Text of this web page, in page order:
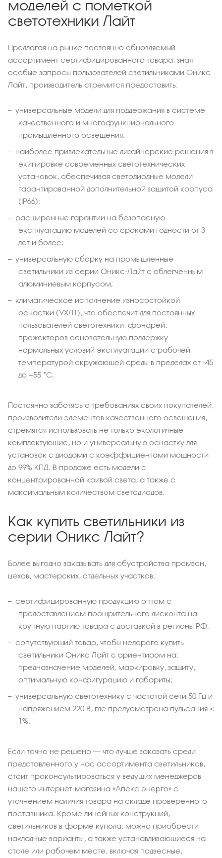
моделей с пометкой
светотехники Лайт
Предлагая на рынке постоянно обновляемый
ассортимент сертифицированного товара, зная
особые запросы пользователей светильниками Оникс
Лайт, производитель стремится предоставить:
универсальные модели для поддержания в системе
качественного и многофункционального
промышленного освещения;
наиболее привлекательные дизайнерские решения в
экипировке современных светотехнических
установок, обеспечивая светодиодные модели
гарантированной дополнительной защитой корпуса
(IP66);
расширенные гарантии на безопасную
эксплуатацию моделей со сроками годности от 3
лет и более;
универсальную сборку на промышленные
светильники из серии Оникс-Лайт с облегченным
алюминиевым корпусом;
климатическое исполнение износостойкой
оснастки (УХЛ1), что обеспечит для постоянных
пользователей светотехники, фонарей,
прожекторов основательную поддержку
нормальных условий эксплуатации с рабочей
температурой окружающей среды в пределах от -45
до +55 °С.
Постоянно заботясь о требованиях своих покупателей,
производители элементов качественного освещения,
стремятся использовать не только экологичные
комплектующие, но и универсальную оснастку для
установок с диодами с коэффициентами мощности
до 99% КПД. В продаже есть модели с
концентрированной кривой света, а также с
максимальным количеством светодиодов.
Как купить светильники из
серии Оникс Лайт?
Более выгодно заказывать для обустройства промзон,
цехов, мастерских, отдельных участков:
сертифицированную продукцию оптом с
предоставлением поощрительного дисконта на
крупную партию товара с доставкой в регионы РФ;
сопутствующий товар, чтобы недорого купить
светильники Оникс Лайт с ориентиром на:
предназначение моделей, маркировку, защиту,
оптимальную конфигурацию и габариты;
универсальную светотехнику с частотой сети 50 Гц и
напряжением 220 В, где предусмотрена пульсация <
1%.
Если точно не решено – что лучше заказать среди
представленного у нас ассортимента светильников,
стоит проконсультироваться у ведущих менеджеров
нашего интернет-магазина «Апекс энерго» с
уточнением наличия товара на складе проверенного
поставщика. Кроме линейных конструкций,
светильников в форме купола, можно приобрести
накладные варианты, а также устанавливающиеся на
столе или рабочем месте, включая подвесные,